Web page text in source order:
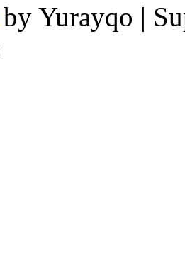
by Yurayqo |